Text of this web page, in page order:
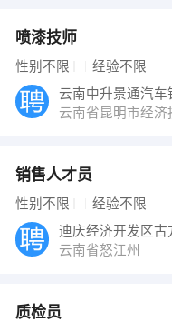
喷漆技师
性别不限 经验不限
云南省昆明市经
销售人才员
性别不限 经验不限
云南省怒江州
质检员